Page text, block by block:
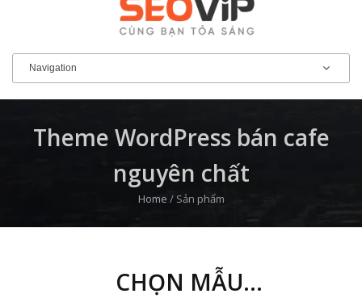
Theme WordPress bán cafe
nguyên chất
Home / Sản phẩm
CHỌN MẪU...